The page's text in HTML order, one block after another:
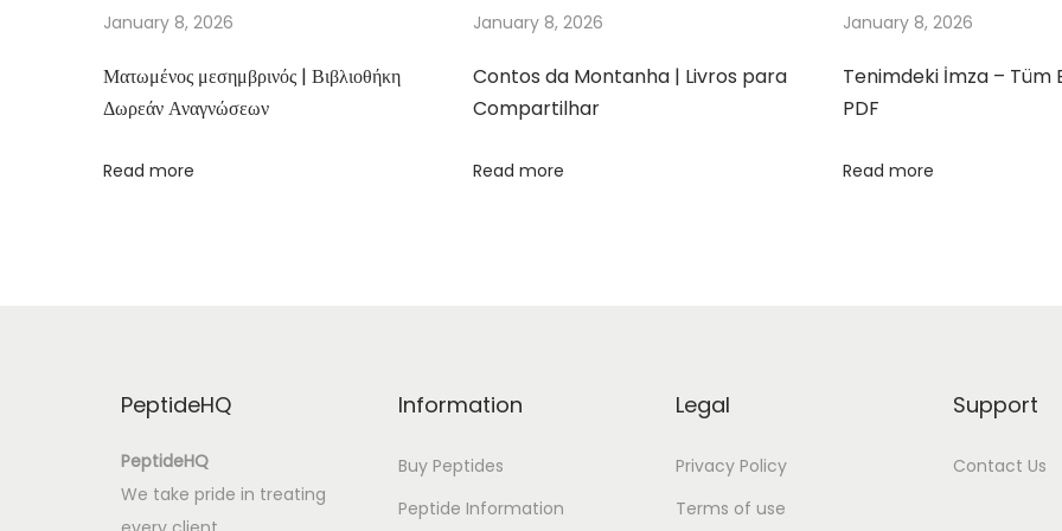
B
o
k
B
January 8, 2026
Ματωμένος μεσημβρινός | Βιβλιοθήκη
Δωρεάν Αναγνώσεων
Read more
January 8, 2026
Contos da Montanha | Livros para
Compartilhar
Read more
January 8, 2026
Tenimdeki İmza – Tüm
PDF
Read more
PeptideHQ
PeptideHQ
We take pride in treating
Information
Buy Peptides
Peptide Information
Legal
Privacy Policy
Terms of use
Support
Contact Us